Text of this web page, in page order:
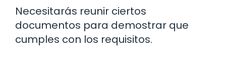
Necesitarás reunir ciertos
documentos para demostrar que
cumples con los requisitos.